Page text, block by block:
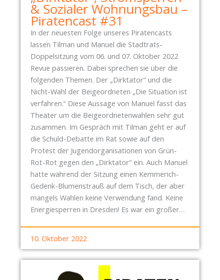
& Sozialer Wohnungsbau –
Piratencast #31
In der neuesten Folge unseres Piratencasts
lassen Tilman und Manuel die Stadtrats-
Doppelsitzung vom 06. und 07. Oktober 2022
Revue passieren. Dabei sprechen sie über die
folgenden Themen. Der „Dirktator“ und die
Nicht-Wahl der Beigeordneten „Die Situation ist
verfahren.“ Diese Aussage von Manuel fasst das
Theater um die Beigeordnetenwahlen sehr gut
zusammen. Im Gespräch mit Tilman geht er auf
die Schuld-Debatte im Rat sowie auf den
Protest der Jugendorganisationen von Grün-
Rot-Rot gegen den „Dirktator“ ein. Auch Manuel
hatte während der Sitzung einen Kemmerich-
Gedenk-Blumenstrauß auf dem Tisch, der aber
mangels Wahlen keine Verwendung fand. Keine
Energiesperren in Dresden! Es war ein großer…
10. Oktober 2022